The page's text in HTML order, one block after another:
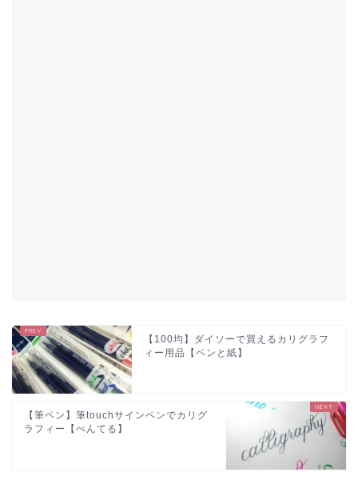
【100均】ダイソーで買えるカリグラフ
ィー用品【ペンと紙】
【筆ペン】筆touchサインペンでカリグ
ラフィー【ぺんてる】